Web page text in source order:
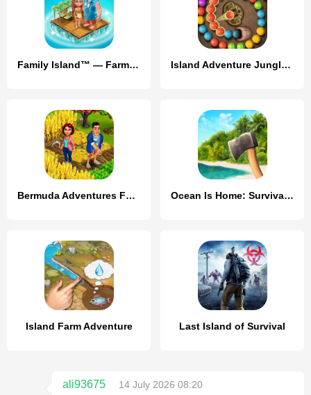
Family Island™ — Farming game Island Adventure Jungle Blast
Bermuda Adventures Farm Island Ocean Is Home: Survival Island
Island Farm Adventure Last Island of Survival
ali93675
14 July 2026 08:20